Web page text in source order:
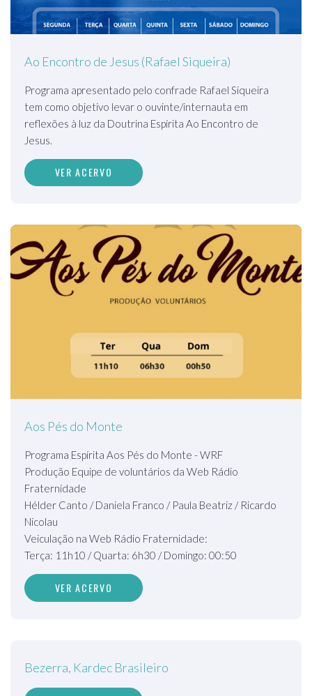
Ao Encontro de Jesus (Rafael Siqueira)
Programa apresentado pelo confrade Rafael Siqueira
tem como objetivo levar o ouvinte/internauta em
reflexões à luz da Doutrina Espírita Ao Encontro de
Jesus.
VER ACERVO
Aos Pés do Monte
Programa Espírita Aos Pés do Monte - WRF
Produção Equipe de voluntários da Web Rádio
Fraternidade
Hélder Canto / Daniela Franco / Paula Beatriz / Ricardo
Nicolau
Veiculação na Web Rádio Fraternidade:
Terça: 11h10 / Quarta: 6h30 / Domingo: 00:50
VER ACERVO
Bezerra, Kardec Brasileiro